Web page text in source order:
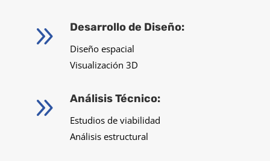
9 Desarrollo de Diseño:
Diseño espacial
Visualización 3D
9 Análisis Técnico:
Estudios de viabilidad
Análisis estructural